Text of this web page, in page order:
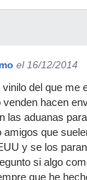
el 16/12/2014
vinilo del que me
venden hacen
las aduanas
amigos que
y se los
si algo
que he